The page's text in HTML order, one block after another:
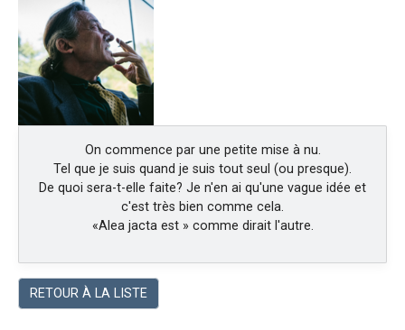
On commence par une petite mise à nu.
Tel que je suis quand je suis tout seul (ou presque).
De quoi sera-t-elle faite? Je n'en ai qu'une vague idée et
c'est très bien comme cela.
«Alea jacta est » comme dirait l'autre.
RETOUR À LA LISTE